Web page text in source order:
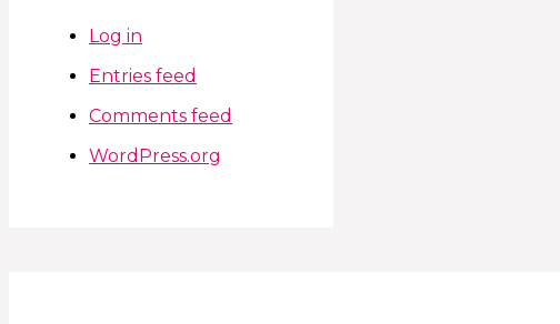
Log in
Entries feed
Comments feed
WordPress.org